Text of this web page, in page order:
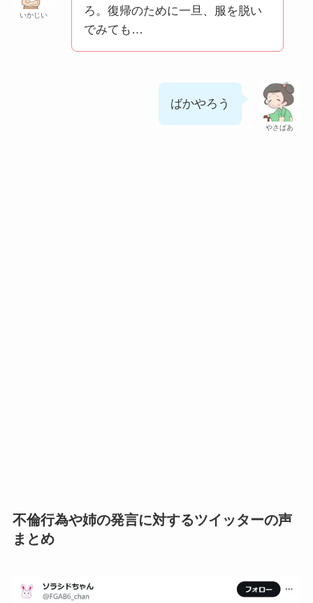
いかじい
ろ。復帰のために一旦、服を脱い
でみても…
やさばあ
ばかやろう
不倫行為や姉の発言に対するツイッターの声
まとめ